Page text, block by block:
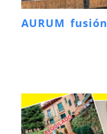
AURUM fusión